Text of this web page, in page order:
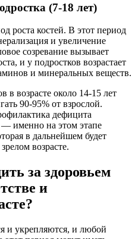
(7-18 лет)
роста костей. В этот период
и увеличение
созревание вызывает
и у подростков возрастает
и минеральных веществ.
в возрасте около 14-15 лет
90-95% от взрослой.
дефицита
именно на этом этапе
в дальнейшем будет
возрасте.
за здоровьем
и
и укрепляются, и любой